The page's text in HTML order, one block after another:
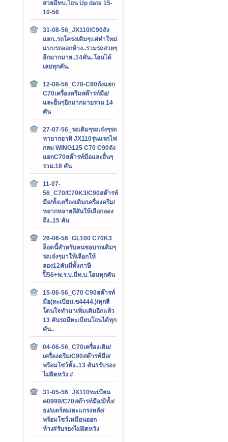
สวยมีทบ.โอน Up date 15-
10-56
31-08-56_JX110/C90ถัง
แยก..รถโครงเดิมๆแต่ทำใหม่
แบบรถออกห้าง..รวมรถสวยๆ
อีกมากมาย..14คัน..โอนได้
เลยทุกคัน.
12-08-56_C70-C90ถังแยก
C70เครื่องดรีมสต๊ารท์มือ/
และอื่นๆอีกมากมายรวม 14
คัน
27-07-56_รถเดิมๆรถเจ๋งๆรถ
หายากอาทิ JX110รุ่นแรกไฟ
กลม WING125 C70 C90ถัง
แยกC70สต๊ารท์มือและอื่นๆ
รวม.18 คัน
11-07-
56_C70/C70K3/C90สต๊ารท์
มือ/ทั้งเครื่องเดิม/เครื่องดรีม/
หลากหลายสีสันให้เลือกลอง
ถึง..15 คัน
26-06-56_GL100 C70K3
ล็อตนี้สำหรับคนชอบรถเดิมๆ
รถเจ๋งๆมาให้เลือกให้
ลอง12คันมีทั้งภาษี
ปีี56+พ.ร.บ.มีท.บ.โอนทุกคัน
15-06-56_C70 C90สต๊ารท์
มือ(ทะเบียน.ช4444.)/ทุกสี
โดนใจทำมาเพิ่มเติมอีกแล้ว
13 คันรถมีทะเบียนโอนได้ทุก
คัน..
04-06-56_C70เครื่องเดิม/
เครื่องดรีม/C90สต๊ารท์มือ/
พร้อมโชว์ทั้ง..13 คัน#รับรอง
ไม่ผิดหวัง #
31-05-56_JX110ทะเบียน
ค0999/C70สต๊ารท์มือ/มีทั้ง/
ธง/แตร์ลม/ตะแกรงหลัง/
พร้อมโชว์เหมือนออก
ห้าง#รับรองไม่ผิดหวัง